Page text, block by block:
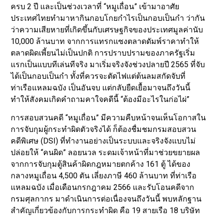
ครบ 2 ปี และเป็นช่วงเวลาที่ “หมูเถื่อน” เข้ามาอาศัย
ประเทศไทยทำมาหากินกอบโกยกำไรเป็นกอบเป็นกำ ว่ากัน
ว่าความเสียหายที่เกิดขึ้นกับเศรษฐกิจของประเทศมูลค่านับ
10,000 ล้านบาท จากการแทรกแซงตลาดดัมพ์ราคาทำให้
ตลาดผิดเพี้ยนไม่เป็นปกติ การปราบปรามของภาครัฐเริ่ม
แรกเป็นแบบทีเล่นทีจริง มาเริ่มจริงจังช่วงปลายปี 2565 ที่จับ
ได้เป็นกอบเป็นกำ ทั้งที่ควรจะตัดไฟแต่ต้นลมสกัดจับที่
ท่าเรือแหลมฉบัง เป็นอันจบ แต่กลับยืดเยื้อมาจนถึงวันนี้
ทำให้สังคมเกิดคำถามคาใจคดีนี้ “ต้องมีอะไรในก่อไผ่”
การสอบสวนคดี “หมูเถื่อน” มีความคืบหน้าจนเห็นโอกาสใน
การจับกุมผู้กระทำผิดตัวจริงได้ ก็ต้องชื่มชมกรมสอบสวน
คดีพิเศษ (DSI) ที่ทำงานอย่างเป็นระบบและจริงจังแบบไม่
ปล่อยให้ “คนผิด” ลอยนวล ระดมเจ้าหน้าที่มาช่วยขยายผล
จากการจับกุมตู้สินค้าผิดกฎหมายตกค้าง 161 ตู้ ได้ของ
กลางหมูเถื่อน 4,500 ตัน เลี่ยงภาษี 460 ล้านบาท ที่ท่าเรือ
แหลมฉบัง เมื่อเดือนกรกฎาคม 2566 และรับโอนคดีจาก
กรมศุลกากร มาดำเนินการต่อเนื่องจนถึงวันนี้ พบหลักฐาน
สำคัญเกี่ยวข้องกับการกระทำผิด คือ 19 สายเรือ 18 บริษัท